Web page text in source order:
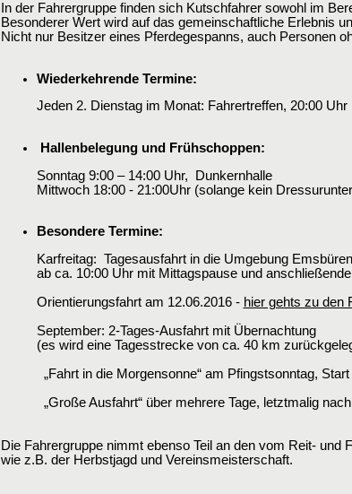
In der Fahrergruppe finden sich Kutschfahrer sowohl im
Besonderer Wert wird auf das gemeinschaftliche Erlebnis
Nicht nur Besitzer eines Pferdegespanns, auch Personen
Wiederkehrende Termine:
Jeden 2. Dienstag im Monat: Fahrertreffen, 20:00
Hallenbelegung und Frühschoppen:
Sonntag 9:00 – 14:00 Uhr, Dunkernhalle
Mittwoch 18:00 - 21:00Uhr (solange kein
Besondere Termine:
Karfreitag: Tagesausfahrt in die Umgebung
ab ca. 10:00 Uhr mit Mittagspause und
Orientierungsfahrt am 12.06.2016 - hier gehts zu den
September: 2-Tages-Ausfahrt mit Übernachtung
(es wird eine Tagesstrecke von ca. 40 km
„Fahrt in die Morgensonne“ am Pfingstsonntag,
„Große Ausfahrt“ über mehrere Tage, letztmalig
Die Fahrergruppe nimmt ebenso Teil an den vom Reit-
wie z.B. der Herbstjagd und Vereinsmeisterschaft.